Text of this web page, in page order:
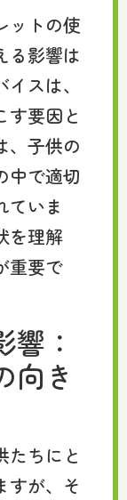
ットの使
る影響は
スは、
す要因と
、子供の
中で適切
ていま
を理解
重要で
：
向き
たちにと
すが、そ